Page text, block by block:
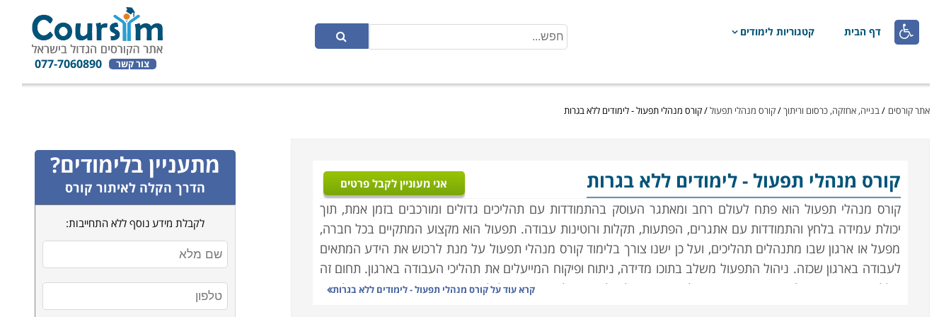
 דף הבית קטגוריות לימודים
צור קשר 077-7060890
אתר קורסים /בנייה, אחזקה, כרסום וריתוך/קורס מנהלי תפעול/קורס מנהלי תפעול - לימודים ללא בגרות
קורס מנהלי תפעול- לימודים ללא בגרות אני מעוניין לקבל פרטים
קורס מנהלי תפעול הוא פתח לעולם רחב ומאתגר העוסק בהתמודדות עם תהליכים גדולים ומורכבים בזמן אמת, תוך
יכולת עמידה בלחץ והתמודדות עם אתגרים, הפתעות, תקלות ורוטינות עבודה. תפעול הוא מקצוע המתקיים בכל חברה,
מפעל או ארגון שבו מתנהלים תהליכים, ועל כן ישנו צורך בלימוד קורס מנהלי תפעול על מנת לרכוש את הידע המתאים
לעבודה בארגון שכזה. ניהול התפעול משלב בתוכו מדידה, ניתוח ופיקוח המייעלים את תהליכי העבודה בארגון. תחום זה
כולל, בין היתר, ניהול שירות, רכישה, ניהול מחסן, ניהול מלאי, ניהול איכות, ניהול לוגיסטי והפצה. נושא התפעול הוא
קרא עוד עלקורס מנהלי תפעול - לימודים ללא בגרות
מתעניין בלימודים?
הדרך הקלה לאיתור קורס
לקבלת מידע נוסף ללא התחייבות: